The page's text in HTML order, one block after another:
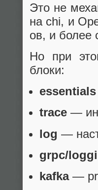
Это не
на chi, и
ов, и более
Но при
блоки:
essentials
trace —
log —
grpc/
kafka—